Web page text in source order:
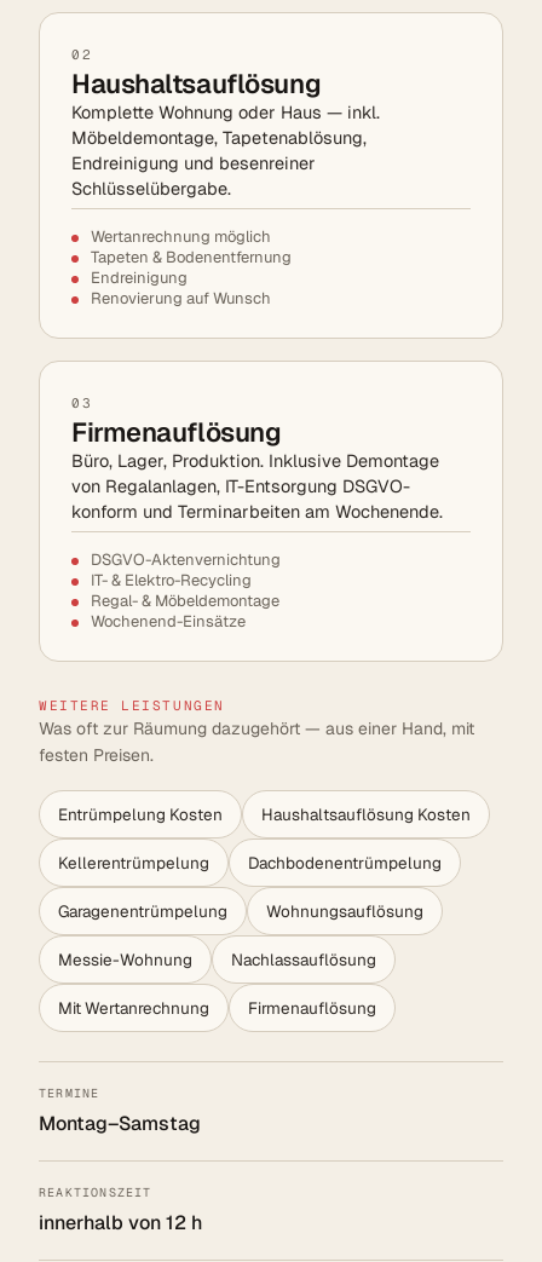
02
Haushaltsauflösung
Komplette Wohnung oder Haus — inkl.
Möbeldemontage, Tapetenablösung,
Endreinigung und besenreiner
Schlüsselübergabe.
Wertanrechnung möglich
Tapeten & Bodenentfernung
Endreinigung
Renovierung auf Wunsch
03
Firmenauflösung
Büro, Lager, Produktion. Inklusive Demontage
von Regalanlagen, IT-Entsorgung DSGVO-
konform und Terminarbeiten am Wochenende.
DSGVO-Aktenvernichtung
IT- & Elektro-Recycling
Regal- & Möbeldemontage
Wochenend-Einsätze
WEITERE LEISTUNGEN
Was oft zur Räumung dazugehört — aus einer Hand, mit
festen Preisen.
Entrümpelung Kosten Haushaltsauflösung Kosten
Kellerentrümpelung Dachbodenentrümpelung
Garagenentrümpelung Wohnungsauflösung
Messie-Wohnung Nachlassauflösung
Mit Wertanrechnung Firmenauflösung
TERMINE
Montag–Samstag
REAKTIONSZEIT
innerhalb von 12 h